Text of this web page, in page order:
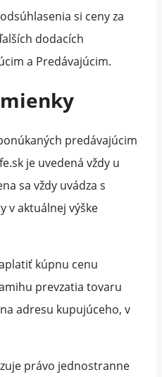
si ceny za
dodacích
a Predávajúcim.
predávajúcim
je uvedená vždy u
sa vždy uvádza s
v aktuálnej výške
kúpnu cenu
prevzatia tovaru
adresu kupujúceho, v
právo jednostranne